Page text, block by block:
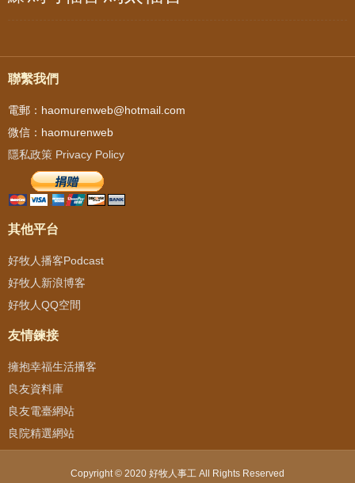
聯繫我們
電郵：haomurenweb@hotmail.com
微信：haomurenweb
隱私政策 Privacy Policy
其他平台
好牧人播客Podcast
好牧人新浪博客
好牧人QQ空間
友情鍊接
擁抱幸福生活播客
良友資料庫
良友電臺網站
良院精選網站
Copyright © 2020 好牧人事工 All Rights Reserved